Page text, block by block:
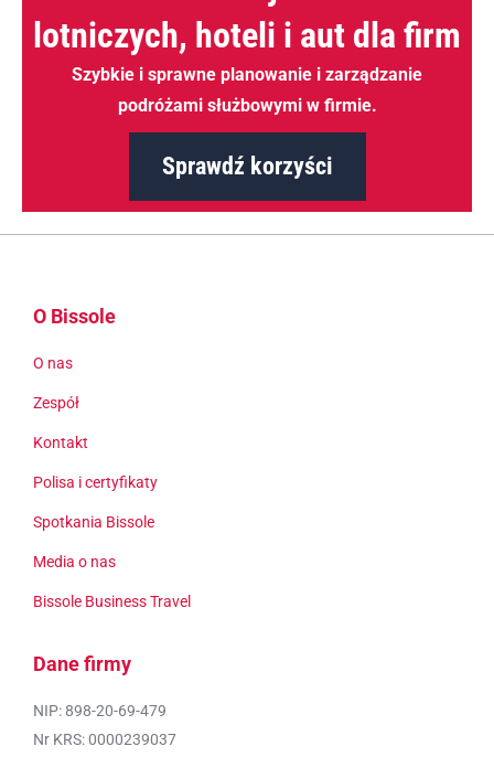
lotniczych, hoteli i aut dla firm
Szybkie i sprawne planowanie i zarządzanie
podróżami służbowymi w firmie.
Sprawdź korzyści
O Bissole
O nas
Zespół
Kontakt
Polisa i certyfikaty
Spotkania Bissole
Media o nas
Bissole Business Travel
Dane firmy
NIP: 898-20-69-479
Nr KRS: 0000239037